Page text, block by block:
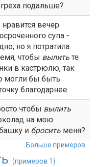
подальше?
нравится вечер
супа -
но я потратила
чтобы вылить те
в кастрюлю, так
могли бы быть
благодарнее.
чтобы вылить
на мою
и бросить меня?
Больше примеров...
(примеров 1)